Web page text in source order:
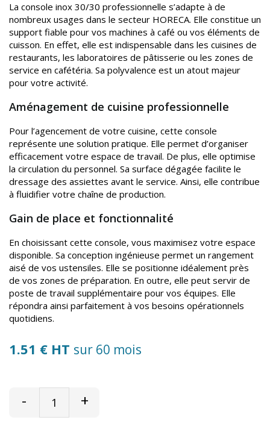
La console inox 30/30 professionnelle s’adapte à de
nombreux usages dans le secteur HORECA. Elle constitue un
support fiable pour vos machines à café ou vos éléments de
cuisson. En effet, elle est indispensable dans les cuisines de
restaurants, les laboratoires de pâtisserie ou les zones de
service en cafétéria. Sa polyvalence est un atout majeur
pour votre activité.
Aménagement de cuisine professionnelle
Pour l’agencement de votre cuisine, cette console
représente une solution pratique. Elle permet d’organiser
efficacement votre espace de travail. De plus, elle optimise
la circulation du personnel. Sa surface dégagée facilite le
dressage des assiettes avant le service. Ainsi, elle contribue
à fluidifier votre chaîne de production.
Gain de place et fonctionnalité
En choisissant cette console, vous maximisez votre espace
disponible. Sa conception ingénieuse permet un rangement
aisé de vos ustensiles. Elle se positionne idéalement près
de vos zones de préparation. En outre, elle peut servir de
poste de travail supplémentaire pour vos équipes. Elle
répondra ainsi parfaitement à vos besoins opérationnels
quotidiens.
1.51 € HT sur 60 mois
- +